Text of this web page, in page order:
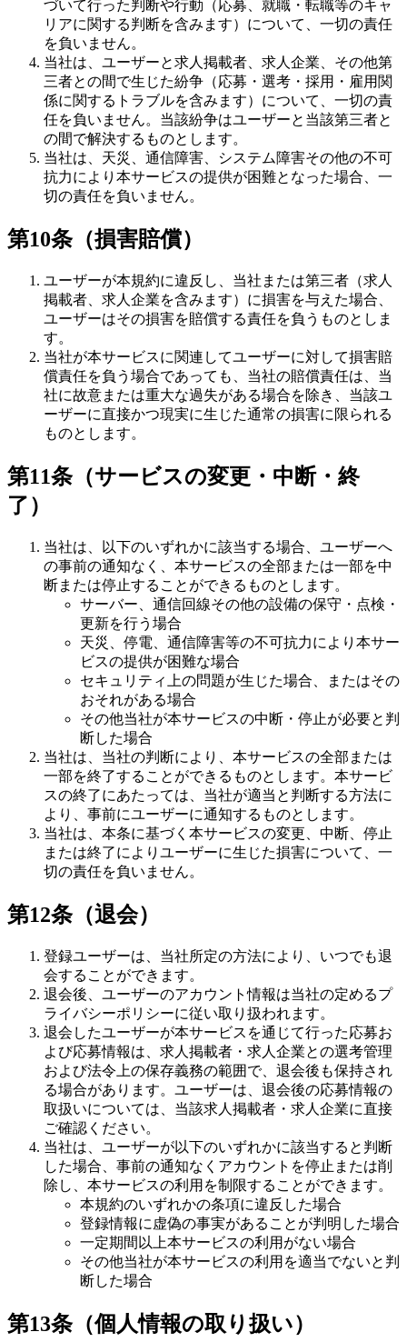
づいて行った判断や行動（応募、就職・転職等のキャ
リアに関する判断を含みます）について、一切の責任
を負いません。
当社は、ユーザーと求人掲載者、求人企業、その他第
三者との間で生じた紛争（応募・選考・採用・雇用関
係に関するトラブルを含みます）について、一切の責
任を負いません。当該紛争はユーザーと当該第三者と
の間で解決するものとします。
当社は、天災、通信障害、システム障害その他の不可
抗力により本サービスの提供が困難となった場合、一
切の責任を負いません。
第10条（損害賠償）
ユーザーが本規約に違反し、当社または第三者（求人
掲載者、求人企業を含みます）に損害を与えた場合、
ユーザーはその損害を賠償する責任を負うものとしま
す。
当社が本サービスに関連してユーザーに対して損害賠
償責任を負う場合であっても、当社の賠償責任は、当
社に故意または重大な過失がある場合を除き、当該ユ
ーザーに直接かつ現実に生じた通常の損害に限られる
ものとします。
第11条（サービスの変更・中断・終
了）
当社は、以下のいずれかに該当する場合、ユーザーへ
の事前の通知なく、本サービスの全部または一部を中
断または停止することができるものとします。
サーバー、通信回線その他の設備の保守・点検・
更新を行う場合
天災、停電、通信障害等の不可抗力により本サー
ビスの提供が困難な場合
セキュリティ上の問題が生じた場合、またはその
おそれがある場合
その他当社が本サービスの中断・停止が必要と判
断した場合
当社は、当社の判断により、本サービスの全部または
一部を終了することができるものとします。本サービ
スの終了にあたっては、当社が適当と判断する方法に
より、事前にユーザーに通知するものとします。
当社は、本条に基づく本サービスの変更、中断、停止
または終了によりユーザーに生じた損害について、一
切の責任を負いません。
第12条（退会）
登録ユーザーは、当社所定の方法により、いつでも退
会することができます。
退会後、ユーザーのアカウント情報は当社の定めるプ
ライバシーポリシーに従い取り扱われます。
退会したユーザーが本サービスを通じて行った応募お
よび応募情報は、求人掲載者・求人企業との選考管理
および法令上の保存義務の範囲で、退会後も保持され
る場合があります。ユーザーは、退会後の応募情報の
取扱いについては、当該求人掲載者・求人企業に直接
ご確認ください。
当社は、ユーザーが以下のいずれかに該当すると判断
した場合、事前の通知なくアカウントを停止または削
除し、本サービスの利用を制限することができます。
本規約のいずれかの条項に違反した場合
登録情報に虚偽の事実があることが判明した場合
一定期間以上本サービスの利用がない場合
その他当社が本サービスの利用を適当でないと判
断した場合
第13条（個人情報の取り扱い）